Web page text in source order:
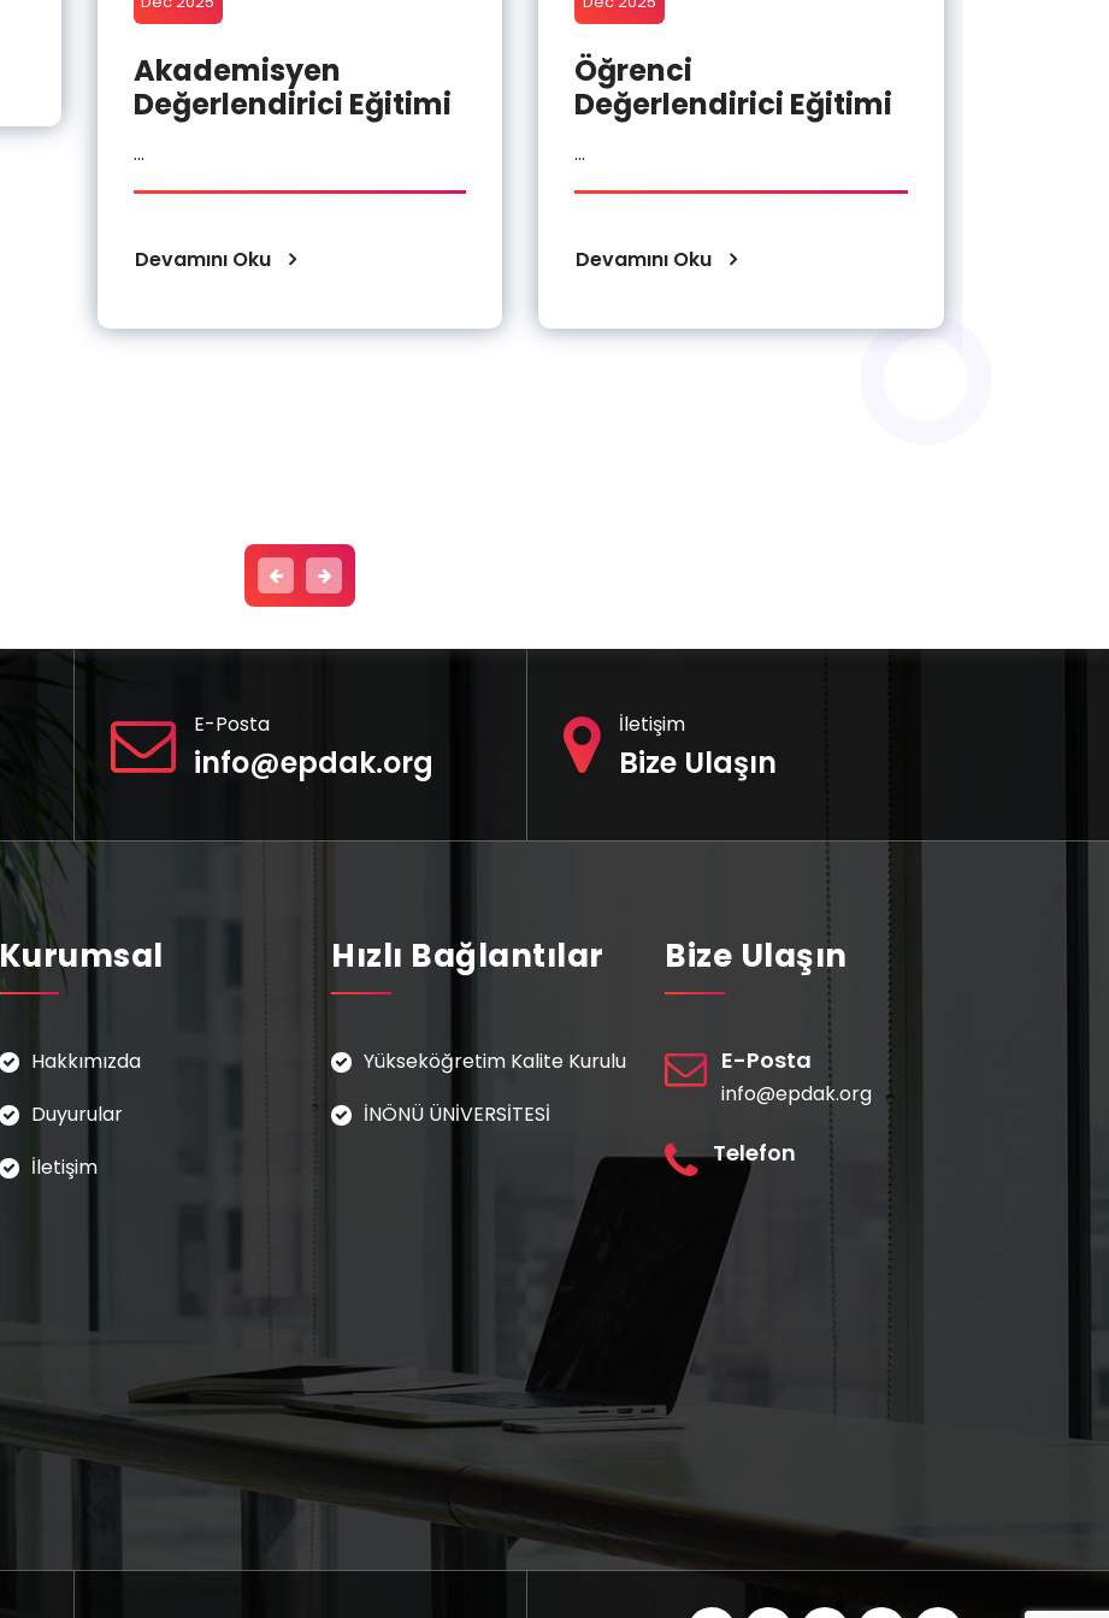
Akademisyen
Değerlendirici Eğitimi
...
Devamını Oku
Öğrenci
Değerlendirici Eğitimi
...
Devamını Oku
E-Posta
info@epdak.org
İletişim
Bize Ulaşın
Kurumsal
Hakkımızda
Duyurular
İletişim
Hızlı Bağlantılar
Yükseköğretim Kalite Kurulu
İNÖNÜ ÜNİVERSİTESİ
Bize Ulaşın
E-Posta
info@epdak.org
Telefon